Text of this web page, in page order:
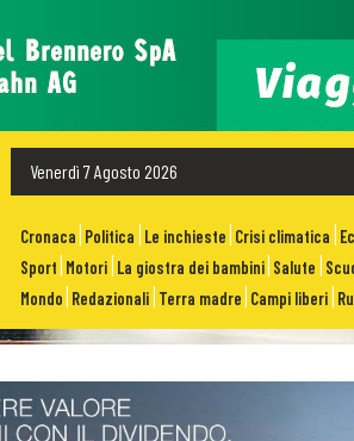
Venerdì 7 Agosto 2026
Cronaca Politica Le inchieste Crisi climatica
Sport Motori La giostra dei bambini Salute
Mondo Redazionali Terra madre Campi liberi